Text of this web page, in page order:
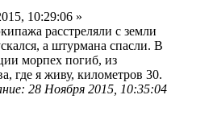
10:29:06 »
расстреляли с земли
а штурмана спасли. В
морпех погиб, из
где я живу, километров 30.
28 Ноября 2015, 10:35:04